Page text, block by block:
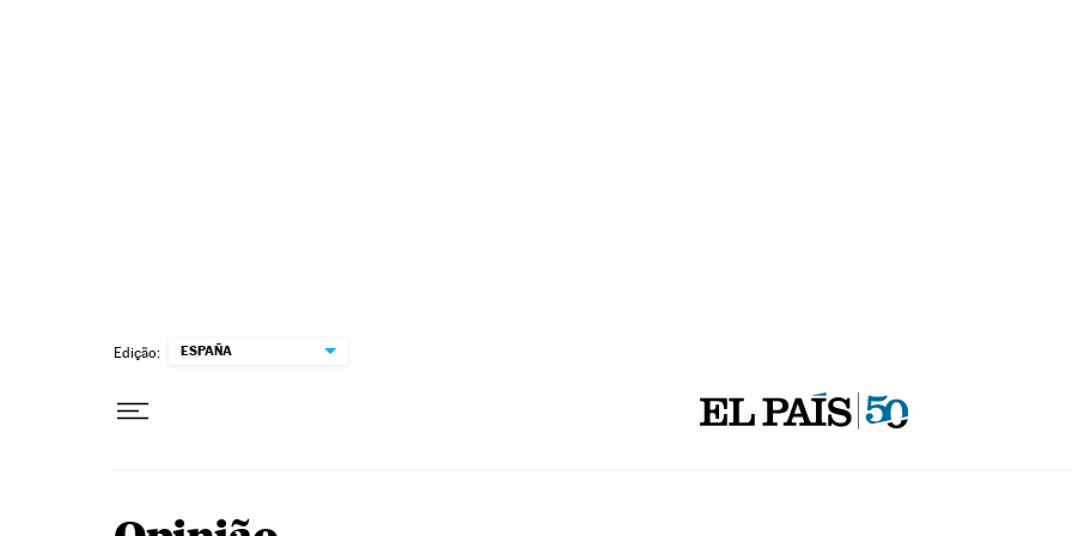
Edição: ESPAÑA